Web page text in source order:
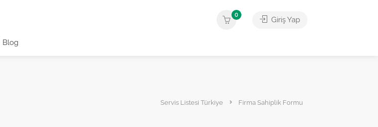
Blog
0
Giriş Yap
Servis Listesi Türkiye Firma Sahiplik Formu